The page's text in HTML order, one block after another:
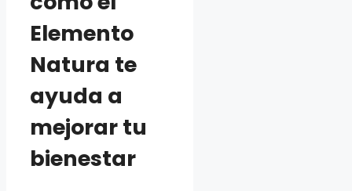
Elemento
Natura te
ayuda a
mejorar tu
bienestar